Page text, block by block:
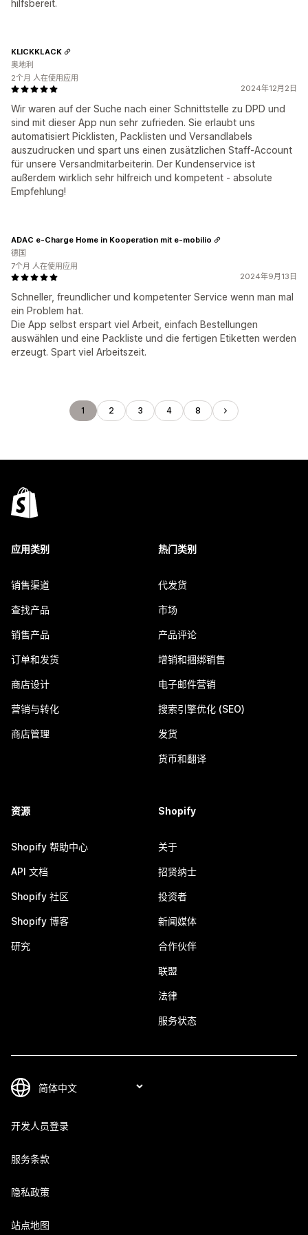
hilfsbereit.
2024年12月2日
Wir waren auf der Suche nach einer Schnittstelle zu DPD und
sind mit dieser App nun sehr zufrieden. Sie erlaubt uns
automatisiert Picklisten, Packlisten und Versandlabels
auszudrucken und spart uns einen zusätzlichen Staff-Account
für unsere Versandmitarbeiterin. Der Kundenservice ist
außerdem wirklich sehr hilfreich und kompetent - absolute
Empfehlung!
KLICKKLACK
奥地利
2个月 人在使用应用
2024年9月13日
Schneller, freundlicher und kompetenter Service wenn man mal
ein Problem hat.
Die App selbst erspart viel Arbeit, einfach Bestellungen
auswählen und eine Packliste und die fertigen Etiketten werden
erzeugt. Spart viel Arbeitszeit.
ADAC e-Charge Home in Kooperation mit e-mobilio
德国
7个月 人在使用应用
1 2 3 4 8
应用类别
销售渠道
查找产品
销售产品
订单和发货
商店设计
营销与转化
商店管理
热门类别
代发货
市场
产品评论
增销和捆绑销售
电子邮件营销
搜索引擎优化 (SEO)
发货
货币和翻译
资源
Shopify 帮助中心
API 文档
Shopify 社区
Shopify 博客
研究
Shopify
关于
招贤纳士
投资者
新闻媒体
合作伙伴
联盟
法律
服务状态
开发人员登录
服务条款
隐私政策
站点地图